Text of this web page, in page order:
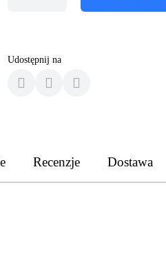
Udostępnij na
Recenzje Dostawa